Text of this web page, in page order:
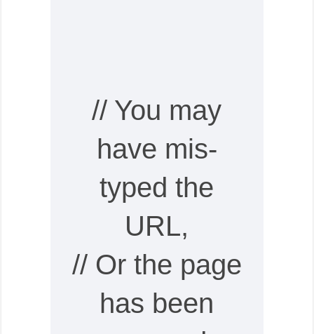
// You may
have mis-
typed the
URL,
// Or the page
has been